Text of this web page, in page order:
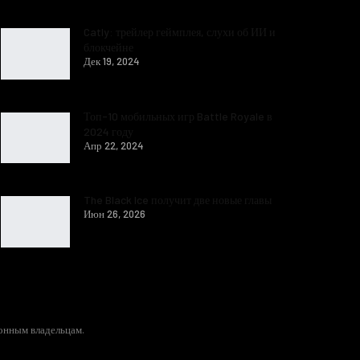
Дек 19, 2024
Апр 22, 2024
Июн 26, 2026
владельцам.